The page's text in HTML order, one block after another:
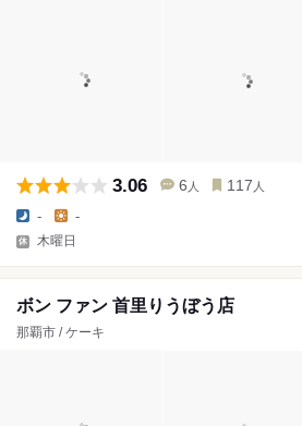
3.06 6 人 117 人
- -
木曜日
ボン ファン 首里りうぼう店
那覇市 / ケーキ